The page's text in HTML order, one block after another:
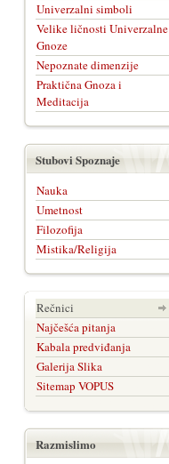
Univerzalni simboli
Velike ličnosti Univerzalne
Gnoze
Nepoznate dimenzije
Praktična Gnoza i
Meditacija
Stubovi Spoznaje
Nauka
Umetnost
Filozofija
Mistika/Religija
Rečnici
Najčešća pitanja
Kabala predviđanja
Galerija Slika
Sitemap VOPUS
Razmislimo